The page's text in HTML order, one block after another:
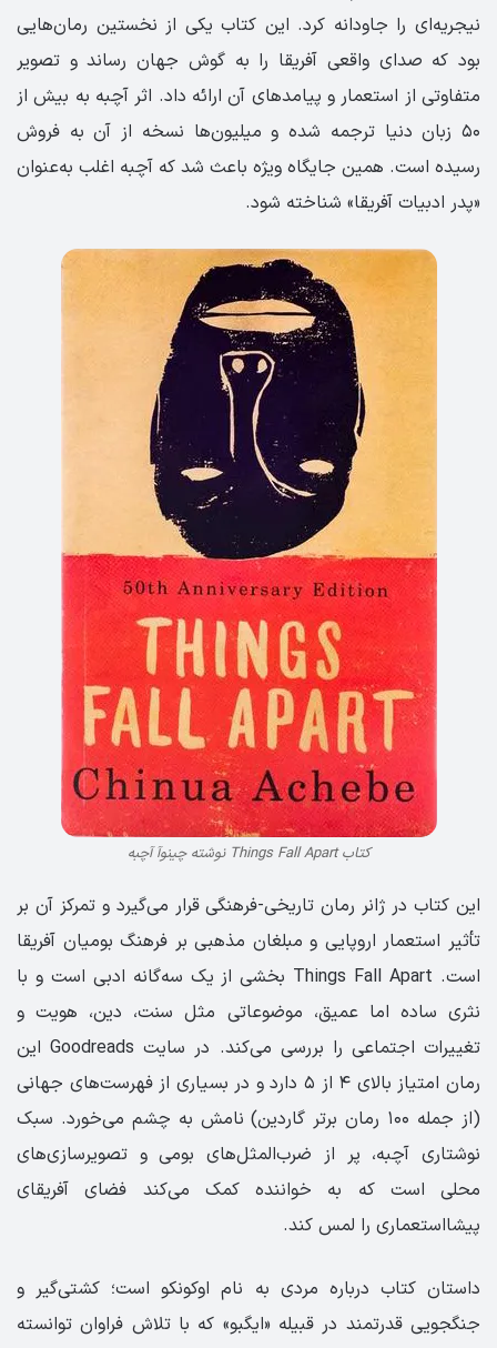
نیجریه‌ای را جاودانه کرد. این کتاب یکی از نخستین رمان‌هایی
بود که صدای واقعی آفریقا را به گوش جهان رساند و تصویر
متفاوتی از استعمار و پیامدهای آن ارائه داد. اثر آچبه به بیش از
۵۰ زبان دنیا ترجمه شده و میلیون‌ها نسخه از آن به فروش
رسیده است. همین جایگاه ویژه باعث شد که آچبه اغلب به‌عنوان
«پدر ادبیات آفریقا» شناخته شود.
کتاب Things Fall Apart نوشته چینوآ آچبه
این کتاب در ژانر رمان تاریخی-فرهنگی قرار می‌گیرد و تمرکز آن بر
تأثیر استعمار اروپایی و مبلغان مذهبی بر فرهنگ بومیان آفریقا
است. Things Fall Apart بخشی از یک سه‌گانه‌ ادبی است و با
نثری ساده اما عمیق، موضوعاتی مثل سنت، دین، هویت و
تغییرات اجتماعی را بررسی می‌کند. در سایت Goodreads این
رمان امتیاز بالای ۴ از ۵ دارد و در بسیاری از فهرست‌های جهانی
(از جمله ۱۰۰ رمان برتر گاردین) نامش به چشم می‌خورد. سبک
نوشتاری آچبه، پر از ضرب‌المثل‌های بومی و تصویرسازی‌های
محلی است که به خواننده کمک می‌کند فضای آفریقای
پیشااستعماری را لمس کند.
داستان کتاب درباره مردی به نام اوکونکو است؛ کشتی‌گیر و
جنگجویی قدرتمند در قبیله «ایگبو» که با تلاش فراوان توانسته